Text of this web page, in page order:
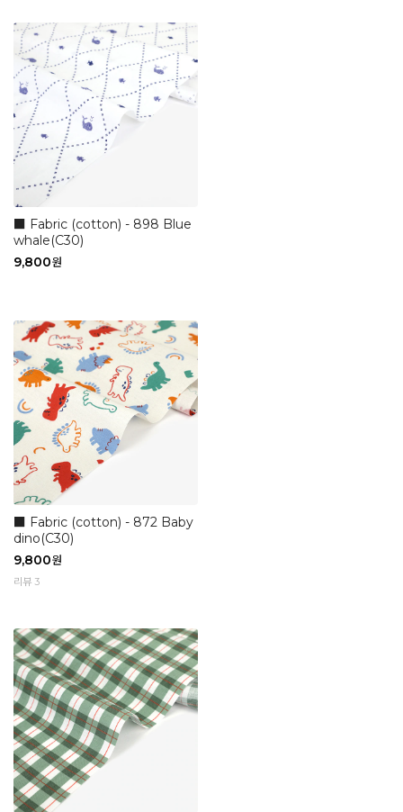
■ Fabric (cotton) - 898 Blue
whale(C30)
9,800원
■ Fabric (cotton) - 872 Baby
dino(C30)
9,800원
리뷰 3